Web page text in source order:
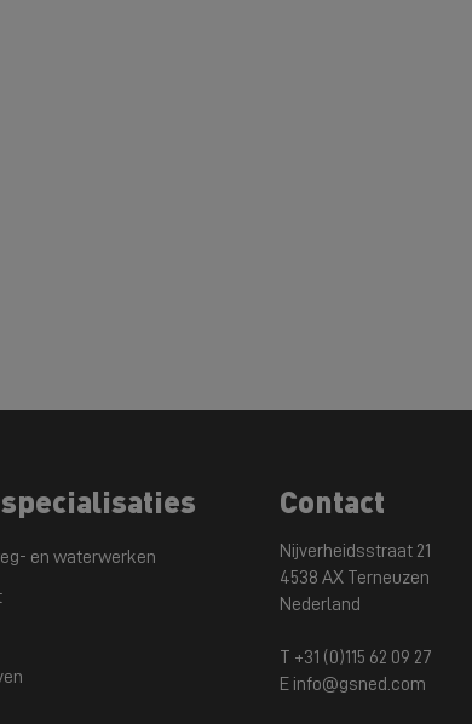
specialisaties
en waterwerken
Contact
Nijverheidsstraat 21
4538 AX Terneuzen
Nederland
T +31 (0)115 62 09 27
E info@gsned.com